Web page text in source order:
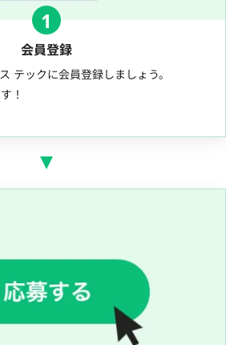
1
会員登録
テックに会員登録しましょう。
！